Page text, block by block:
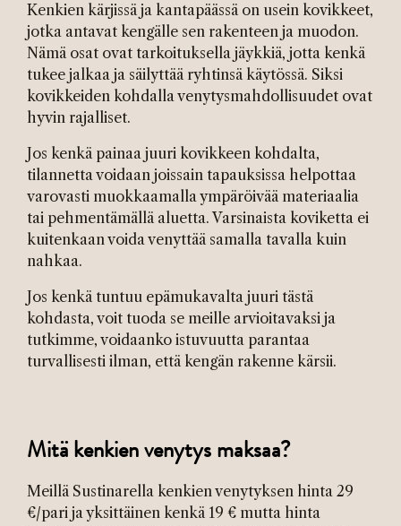
Kenkien kärjissä ja kantapäässä on usein kovikkeet,
jotka antavat kengälle sen rakenteen ja muodon.
Nämä osat ovat tarkoituksella jäykkiä, jotta kenkä
tukee jalkaa ja säilyttää ryhtinsä käytössä. Siksi
kovikkeiden kohdalla venytysmahdollisuudet ovat
hyvin rajalliset.
Jos kenkä painaa juuri kovikkeen kohdalta,
tilannetta voidaan joissain tapauksissa helpottaa
varovasti muokkaamalla ympäröivää materiaalia
tai pehmentämällä aluetta. Varsinaista koviketta ei
kuitenkaan voida venyttää samalla tavalla kuin
nahkaa.
Jos kenkä tuntuu epämukavalta juuri tästä
kohdasta, voit tuoda se meille arvioitavaksi ja
tutkimme, voidaanko istuvuutta parantaa
turvallisesti ilman, että kengän rakenne kärsii.
Mitä kenkien venytys maksaa?
Meillä Sustinarella kenkien venytyksen hinta 29
€/pari ja yksittäinen kenkä 19 € mutta hinta